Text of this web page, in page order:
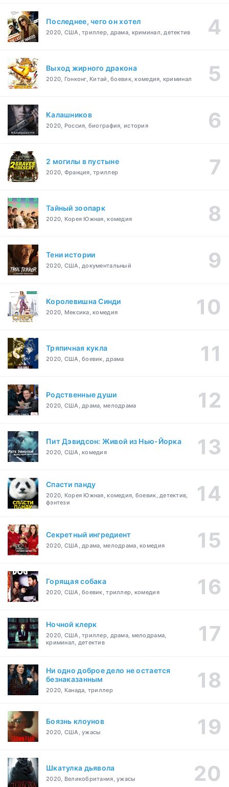
Последнее, чего он хотел
2020, США, триллер, драма, криминал, детектив
Выход жирного дракона
2020, Гонконг, Китай, боевик, комедия, криминал
Калашников
2020, Россия, биография, история
2 могилы в пустыне
2020, Франция, триллер
Тайный зоопарк
2020, Корея Южная, комедия
Тени истории
2020, США, документальный
Королевишна Синди
2020, Мексика, комедия
Тряпичная кукла
2020, США, боевик, драма
Родственные души
2020, США, драма, мелодрама
Пит Дэвидсон: Живой из Нью-Йорка
2020, США, комедия
Спасти панду
2020, Корея Южная, комедия, боевик, детектив,
фэнтези
Секретный ингредиент
2020, США, драма, мелодрама, комедия
Горящая собака
2020, США, боевик, триллер, комедия
Ночной клерк
2020, США, триллер, драма, мелодрама,
криминал, детектив
Ни одно доброе дело не остается
безнаказанным
2020, Канада, триллер
Боязнь клоунов
2020, США, ужасы
Шкатулка дьявола
2020, Великобритания, ужасы